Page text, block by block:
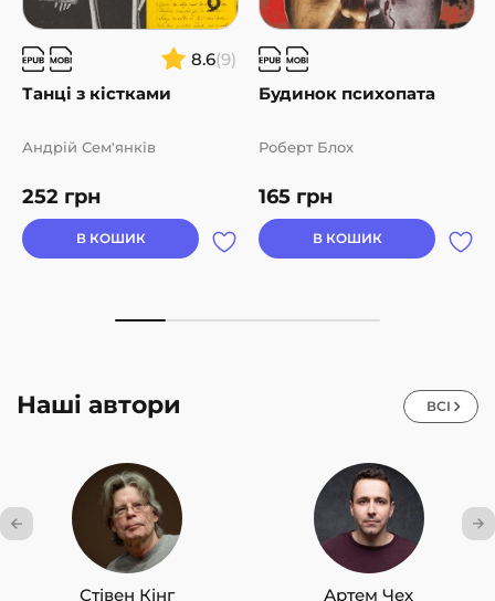
8.6(9)
Танці з кістками
252 грн
Андрій Сем'янків
В КОШИК
Будинок психопата
165 грн
Роберт Блох
В КОШИК
Наші автори ВСІ
Стівен Кінг Артем Чех